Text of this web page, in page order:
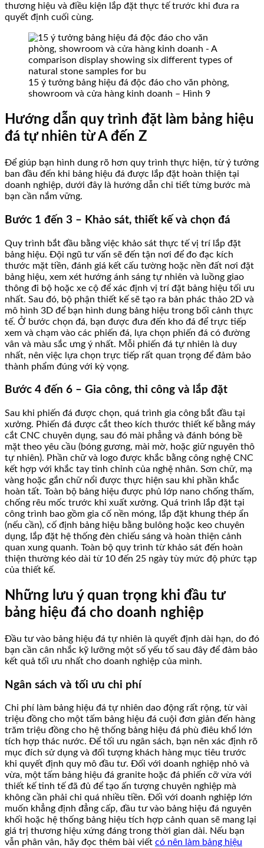
thương hiệu và điều kiện lắp đặt thực tế trước khi đưa ra
quyết định cuối cùng.
15 ý tưởng bảng hiệu đá độc đáo cho văn phòng,
showroom và cửa hàng kinh doanh – Hình 9
Hướng dẫn quy trình đặt làm bảng hiệu
đá tự nhiên từ A đến Z
Để giúp bạn hình dung rõ hơn quy trình thực hiện, từ ý tưởng
ban đầu đến khi bảng hiệu đá được lắp đặt hoàn thiện tại
doanh nghiệp, dưới đây là hướng dẫn chi tiết từng bước mà
bạn cần nắm vững.
Bước 1 đến 3 – Khảo sát, thiết kế và chọn đá
Quy trình bắt đầu bằng việc khảo sát thực tế vị trí lắp đặt
bảng hiệu. Đội ngũ tư vấn sẽ đến tận nơi để đo đạc kích
thước mặt tiền, đánh giá kết cấu tường hoặc nền đất nơi đặt
bảng hiệu, xem xét hướng ánh sáng tự nhiên và luồng giao
thông đi bộ hoặc xe cộ để xác định vị trí đặt bảng hiệu tối ưu
nhất. Sau đó, bộ phận thiết kế sẽ tạo ra bản phác thảo 2D và
mô hình 3D để bạn hình dung bảng hiệu trong bối cảnh thực
tế. Ở bước chọn đá, bạn được đưa đến kho đá để trực tiếp
xem và chạm vào các phiến đá, lựa chọn phiến đá có đường
vân và màu sắc ưng ý nhất. Mỗi phiến đá tự nhiên là duy
nhất, nên việc lựa chọn trực tiếp rất quan trọng để đảm bảo
thành phẩm đúng với kỳ vọng.
Bước 4 đến 6 – Gia công, thi công và lắp đặt
Sau khi phiến đá được chọn, quá trình gia công bắt đầu tại
xưởng. Phiến đá được cắt theo kích thước thiết kế bằng máy
cắt CNC chuyên dụng, sau đó mài phẳng và đánh bóng bề
mặt theo yêu cầu (bóng gương, mài mờ, hoặc giữ nguyên thô
tự nhiên). Phần chữ và logo được khắc bằng công nghệ CNC
kết hợp với khắc tay tinh chỉnh của nghệ nhân. Sơn chữ, mạ
vàng hoặc gắn chữ nổi được thực hiện sau khi phần khắc
hoàn tất. Toàn bộ bảng hiệu được phủ lớp nano chống thấm,
chống rêu mốc trước khi xuất xưởng. Quá trình lắp đặt tại
công trình bao gồm gia cố nền móng, lắp đặt khung thép ẩn
(nếu cần), cố định bảng hiệu bằng bulông hoặc keo chuyên
dụng, lắp đặt hệ thống đèn chiếu sáng và hoàn thiện cảnh
quan xung quanh. Toàn bộ quy trình từ khảo sát đến hoàn
thiện thường kéo dài từ 10 đến 25 ngày tùy mức độ phức tạp
của thiết kế.
Những lưu ý quan trọng khi đầu tư
bảng hiệu đá cho doanh nghiệp
Đầu tư vào bảng hiệu đá tự nhiên là quyết định dài hạn, do đó
bạn cần cân nhắc kỹ lưỡng một số yếu tố sau đây để đảm bảo
kết quả tối ưu nhất cho doanh nghiệp của mình.
Ngân sách và tối ưu chi phí
Chi phí làm bảng hiệu đá tự nhiên dao động rất rộng, từ vài
triệu đồng cho một tấm bảng hiệu đá cuội đơn giản đến hàng
trăm triệu đồng cho hệ thống bảng hiệu đá phù điêu khổ lớn
tích hợp thác nước. Để tối ưu ngân sách, bạn nên xác định rõ
mục đích sử dụng và đối tượng khách hàng mục tiêu trước
khi quyết định quy mô đầu tư. Đối với doanh nghiệp nhỏ và
vừa, một tấm bảng hiệu đá granite hoặc đá phiến cỡ vừa với
thiết kế tinh tế đã đủ để tạo ấn tượng chuyên nghiệp mà
không cần phải chi quá nhiều tiền. Đối với doanh nghiệp lớn
muốn khẳng định đẳng cấp, đầu tư vào bảng hiệu đá nguyên
khối hoặc hệ thống bảng hiệu tích hợp cảnh quan sẽ mang lại
giá trị thương hiệu xứng đáng trong thời gian dài. Nếu bạn
vẫn phân vân, hãy đọc thêm bài viết có nên làm bảng hiệu